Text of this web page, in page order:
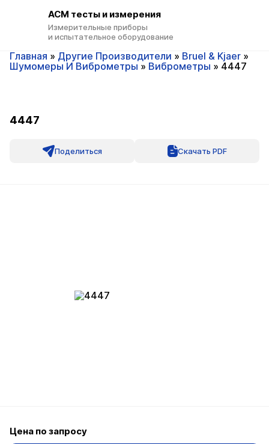
ACM тесты и измерения
Измерительные приборы
и испытательное оборудование
Главная » Другие Производители » Bruel & Kjaer »
Шумомеры И Виброметры » Виброметры » 4447
4447
Поделиться Скачать PDF
Цена по запросу